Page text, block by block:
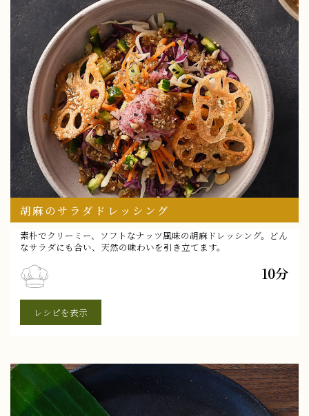
胡麻のサラダドレッシング
素朴でクリーミー、ソフトなナッツ風味の胡麻ドレッシング。どん
なサラダにも合い、天然の味わいを引き立てます。
10分
レシピを表示